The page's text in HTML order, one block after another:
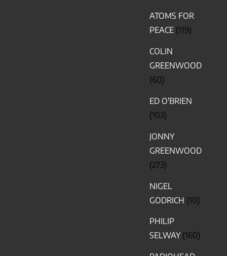
ATOMS FOR
PEACE (119)
COLIN
GREENWOOD
(60)
ED O'BRIEN
(103)
JONNY
GREENWOOD
(273)
NIGEL
GODRICH (10)
PHILIP
SELWAY(160)